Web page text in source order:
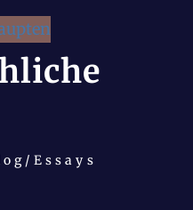
Essays